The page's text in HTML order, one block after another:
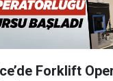
Forklift